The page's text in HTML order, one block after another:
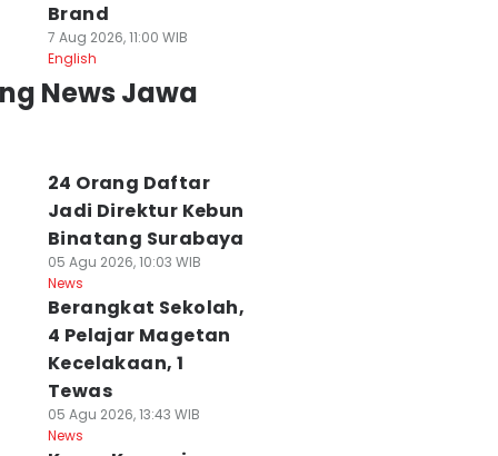
Brand
7 Aug 2026, 11:00 WIB
English
News Jawa
24 Orang Daftar
Jadi Direktur Kebun
Binatang Surabaya
05 Agu 2026, 10:03 WIB
News
Berangkat Sekolah,
4 Pelajar Magetan
Kecelakaan, 1
Tewas
05 Agu 2026, 13:43 WIB
News